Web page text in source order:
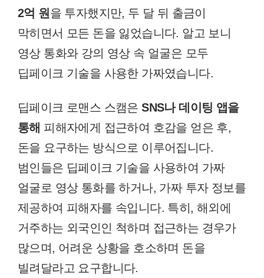
2억 원을 투자했지만, 두 달 뒤 출금이
막히면서 모든 돈을 잃었습니다. 알고 보니
영상 통화와 강의 영상 속 얼굴은 모두
딥페이크 기술을 사용한 가짜였습니다.
딥페이크 로맨스 스캠은SNS나 데이팅 앱을
통해 피해자에게 접근하여 호감을 얻은 후,
돈을 요구하는 방식으로 이루어집니다.
범인들은 딥페이크 기술을 사용하여 가짜
얼굴로 영상 통화를 하거나, 가짜 투자 정보를
제공하여 피해자를 속입니다. 특히, 해외에
거주하는 외국인인 척하며 접근하는 경우가
많으며, 어려운 상황을 호소하며 돈을
빌려달라고 요구합니다.